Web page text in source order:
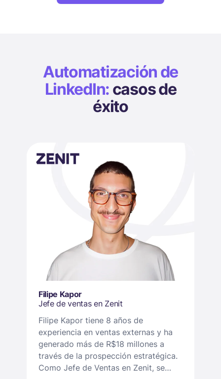
Automatización de
LinkedIn: casos de
éxito
Filipe Kapor
Jefe de ventas en Zenit
Filipe Kapor tiene 8 años de
experiencia en ventas externas y ha
generado más de R$18 millones a
través de la prospección estratégica.
Como Jefe de Ventas en Zenit, se